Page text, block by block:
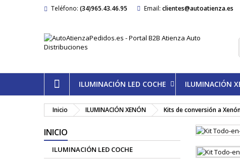
Teléfono: (34)965.43.46.95 Email: clientes@autoatienza.es
ILUMINACIÓN LED COCHE ILUMINACIÓN
Inicio ILUMINACIÓN XENÓN Kits de conversión a
INICIO
ILUMINACIÓN LED COCHE